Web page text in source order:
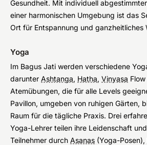
Gesundheit. Mit individuell
einer harmonischen Umgebung ist das
Ort für Entspannung und ganzheitliches
Yoga
Im Bagus Jati werden verschiedene
darunter Ashtanga, Hatha, Vinyasa
Atemübungen, die für alle Levels
Pavillon, umgeben von ruhigen Gärten,
Raum für die tägliche Praxis. Drei
Yoga-Lehrer teilen ihre Leidenschaft
Teilnehmer durch Asanas (Yoga-Posen),